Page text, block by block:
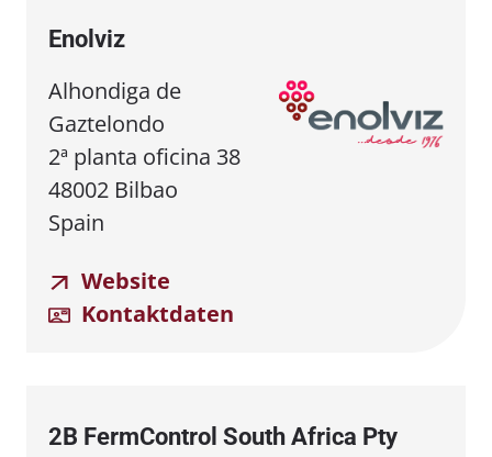
Enolviz
Alhondiga de
Gaztelondo
2ª planta oficina 38
48002 Bilbao
Spain
Website
Kontaktdaten
2B FermControl South Africa Pty